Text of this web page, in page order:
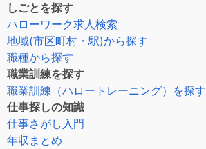
しごとを探す
ハローワーク求人検索
地域(市区町村・駅)から探す
職種から探す
職業訓練を探す
職業訓練（ハロートレーニング）を探す
仕事探しの知識
仕事さがし入門
年収まとめ